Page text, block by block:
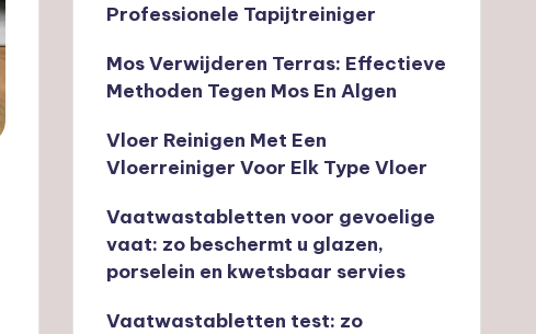
Professionele Tapijtreiniger
Mos Verwijderen Terras: Effectieve
Methoden Tegen Mos En Algen
Vloer Reinigen Met Een
Vloerreiniger Voor Elk Type Vloer
Vaatwastabletten voor gevoelige
vaat: zo beschermt u glazen,
porselein en kwetsbaar servies
Vaatwastabletten test: zo